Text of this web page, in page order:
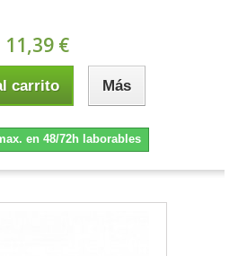
11,39 €
carrito Más
en 48/72h laborables